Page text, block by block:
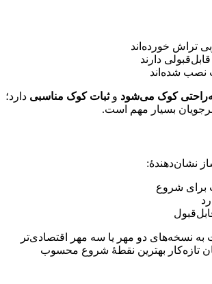
تراش خورده‌اند
دارند
نصب شده‌اند
کوک می‌شود وثبات کوک مناسبی دارد؛
بسیار مهم است.
نشان‌دهندهٔ:
برای شروع
نسخه‌های دو مهر یا سه مهر اقتصادی‌تر
تازه‌کار بهترین نقطهٔ شروع محسوب